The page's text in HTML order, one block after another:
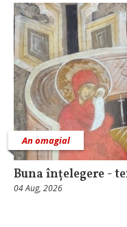
An omagial
Buna înțelegere -
04 Aug, 2026